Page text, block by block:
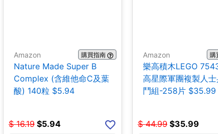
Amazon 購買指南
Nature Made Super B
Complex (含維他命C及葉
酸) 140粒 $5.94
$ 16.19 $5.94
Amazon 購
樂高積木LEGO
高星際軍團複製人
鬥組-258片 $35.99
$ 44.99 $35.99